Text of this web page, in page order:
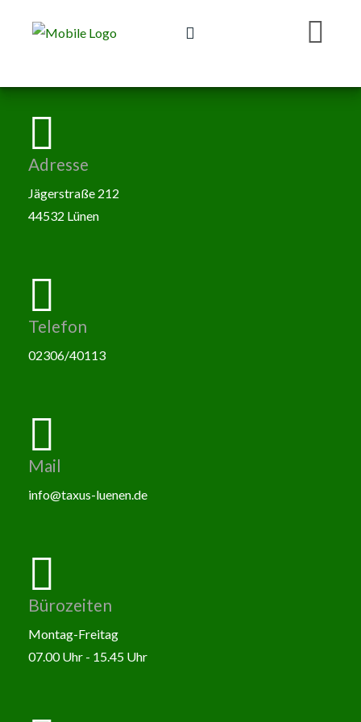
Adresse
Jägerstraße 212
44532 Lünen
Telefon
02306/40113
Mail
info@taxus-luenen.de
Bürozeiten
Montag-Freitag
07.00 Uhr - 15.45 Uhr